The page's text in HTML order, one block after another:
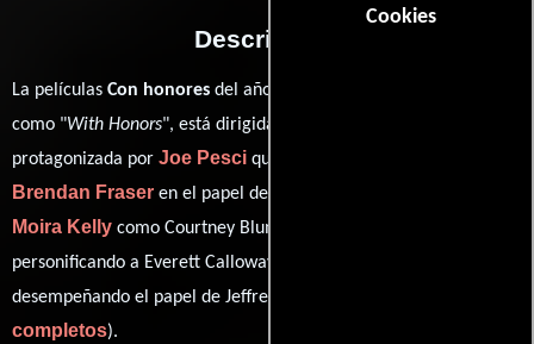
Cookies
Descripción
La películas Con honores del año 1994, conocida originalmente
como "With Honors", está dirigida por
protagonizada por Joe Pesci quien interpreta a Simon Wilder,
Brendan Fraser en el papel de Montgomery 'Monty' Kessler,
Moira Kelly como Courtney Blumenthal,
personificando a Everett Calloway y
desempeñando el papel de Jeffrey Hawks (
completos).